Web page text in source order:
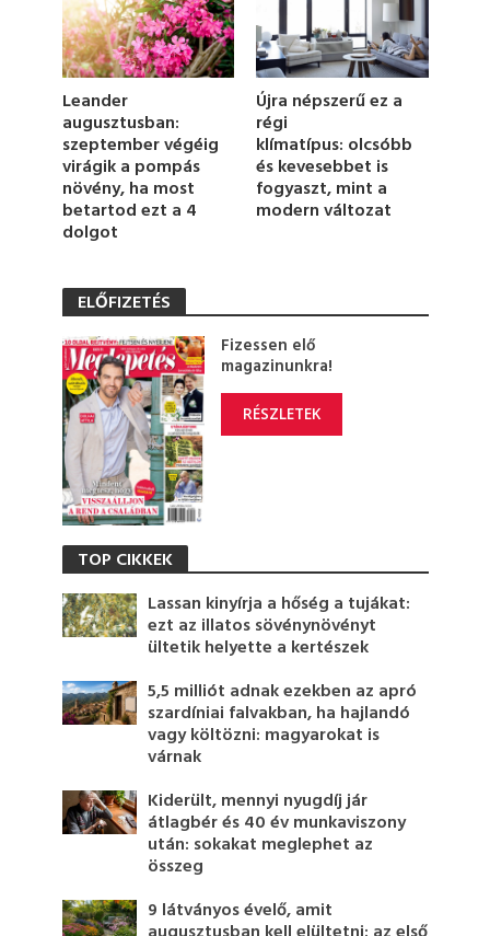
e
c
o
n
s
Leander
augusztusban:
szeptember végéig
virágik a pompás
növény, ha most
betartod ezt a 4
dolgot
Újra népszerű ez a
régi
klímatípus: olcsóbb
és kevesebbet is
fogyaszt, mint a
modern változat
ELŐFIZETÉS
Fizessen elő
magazinunkra!
RÉSZLETEK
TOP CIKKEK
Lassan kinyírja a hőség a tujákat:
ezt az illatos sövénynövényt
ültetik helyette a kertészek
5,5 milliót adnak ezekben az apró
szardíniai falvakban, ha hajlandó
vagy költözni: magyarokat is
várnak
Kiderült, mennyi nyugdíj jár
átlagbér és 40 év munkaviszony
után: sokakat meglephet az
összeg
9 látványos évelő, amit